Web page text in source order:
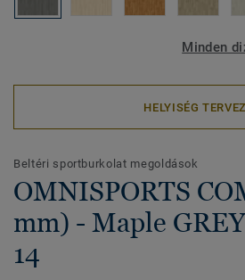
Minden
HELYISÉG
Beltéri sportburkolat megoldások
OMNISPORTS
mm) - Maple
14